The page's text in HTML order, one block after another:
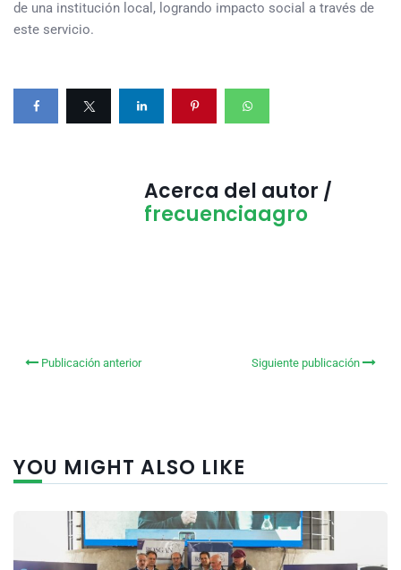
de una institución local, logrando impacto social a través de
este servicio.
Acerca del autor /
frecuenciaagro
Publicación anterior Siguiente publicación
YOU MIGHT ALSO LIKE